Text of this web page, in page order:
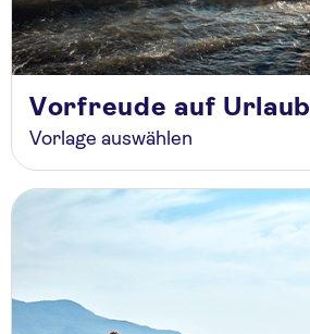
Vorfreude auf Urlaub
Vorlage auswählen